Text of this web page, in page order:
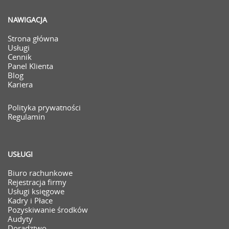
NAWIGACJA
Strona główna
Usługi
Cennik
Panel Klienta
Blog
Kariera
Polityka prywatności
Regulamin
USŁUGI
Biuro rachunkowe
Rejestracja firmy
Usługi księgowe
Kadry i Płace
Pozyskiwanie środków
Audyty